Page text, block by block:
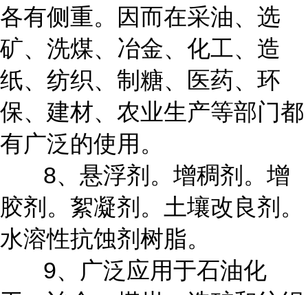
各有侧重。因而在采油、选
矿、洗煤、冶金、化工、造
纸、纺织、制糖、医药、环
保、建材、农业生产等部门都
有广泛的使用。
8、悬浮剂。增稠剂。增
胶剂。絮凝剂。土壤改良剂。
水溶性抗蚀剂树脂。
9、广泛应用于石油化